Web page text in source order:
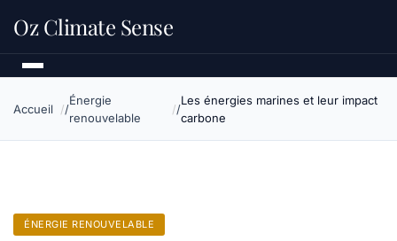
Oz Climate Sense
Accueil
Énergie
renouvelable
Les énergies marines et leur impact
carbone
ÉNERGIE RENOUVELABLE